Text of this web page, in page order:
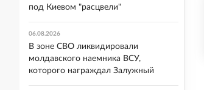
под Киевом "расцвели"
06.08.2026
В зоне СВО ликвидировали
молдавского наемника ВСУ,
которого награждал Залужный